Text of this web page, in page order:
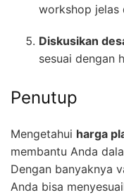
workshop jelas
Diskusikan
sesuai dengan
Penutup
Mengetahui harga
membantu Anda
Dengan banyaknya
Anda bisa